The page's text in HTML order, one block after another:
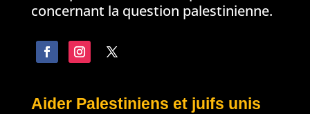
concernant la question palestinienne.
Aider Palestiniens et juifs unis